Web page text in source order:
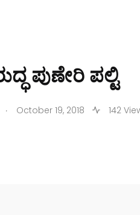
ಪುಣೇರಿ ಪಲ್ಟಿ
. October 19, 2018 142